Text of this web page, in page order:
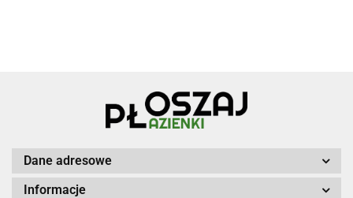
Dane adresowe
Informacje